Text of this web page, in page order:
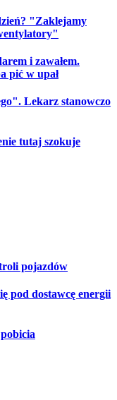
"Zaklejamy
i zawałem.
pić w upał
Lekarz stanowczo
tutaj szokuje
pojazdów
pod dostawcę energii